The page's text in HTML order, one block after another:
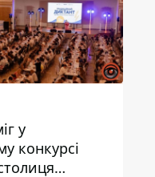
у
конкурсі